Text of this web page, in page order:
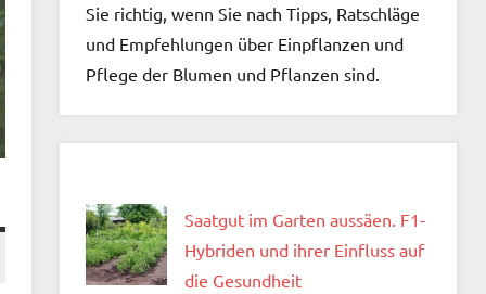
Sie richtig, wenn Sie nach Tipps, Ratschläge
und Empfehlungen über Einpflanzen und
Pflege der Blumen und Pflanzen sind.
Saatgut im Garten aussäen. F1-
Hybriden und ihrer Einfluss auf
die Gesundheit